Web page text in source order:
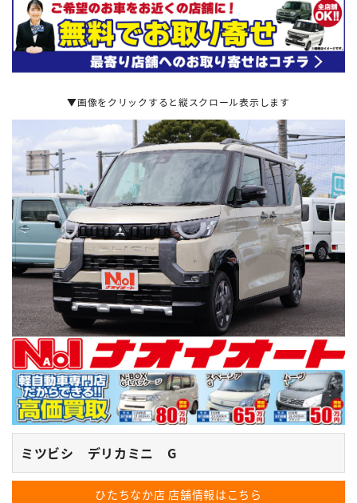
ミツビシ デリカミニ G
▼画像をクリックすると縦スクロール表示します
ひたちなか店 店舗情報はこちら